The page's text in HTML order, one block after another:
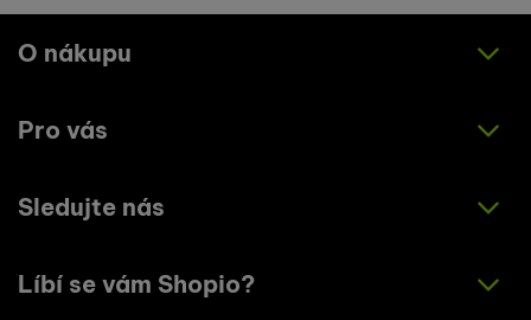
O nákupu
Jak nakupovat
Zásady ochrany osobních údajů
Pro vás
O nás
Sledujte nás
Instagram
Líbí se vám Shopio?